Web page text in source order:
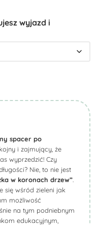
spacer po
i zajmujący, że
wyprzedzić! Czy
Nie, to nie jest
w koronach drzew”
się wśród zieleni jak
możliwość
na tym podniebnym
edukacyjnym,